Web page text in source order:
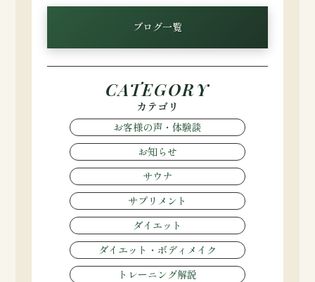
ブログ一覧
CATEGORY
カテゴリ
お客様の声・体験談
お知らせ
サウナ
サプリメント
ダイエット
ダイエット・ボディメイク
トレーニング解説